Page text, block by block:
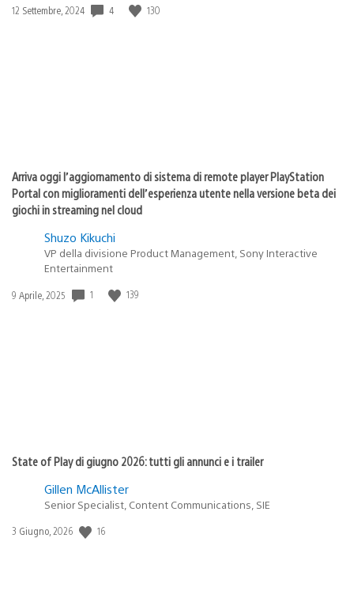
Data
12 Settembre, 2024 4 130
Arriva oggi l’aggiornamento di sistema di remote player PlayStation
Portal con miglioramenti dell’esperienza utente nella versione beta dei
giochi in streaming nel cloud
Shuzo Kikuchi
VP della divisione Product Management, Sony Interactive
Entertainment
Data
9 Aprile, 2025 1 139
State of Play di giugno 2026: tutti gli annunci e i trailer
Gillen McAllister
Senior Specialist, Content Communications, SIE
Data
3 Giugno, 2026 16